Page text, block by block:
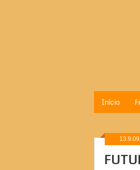
Início
13.9.09